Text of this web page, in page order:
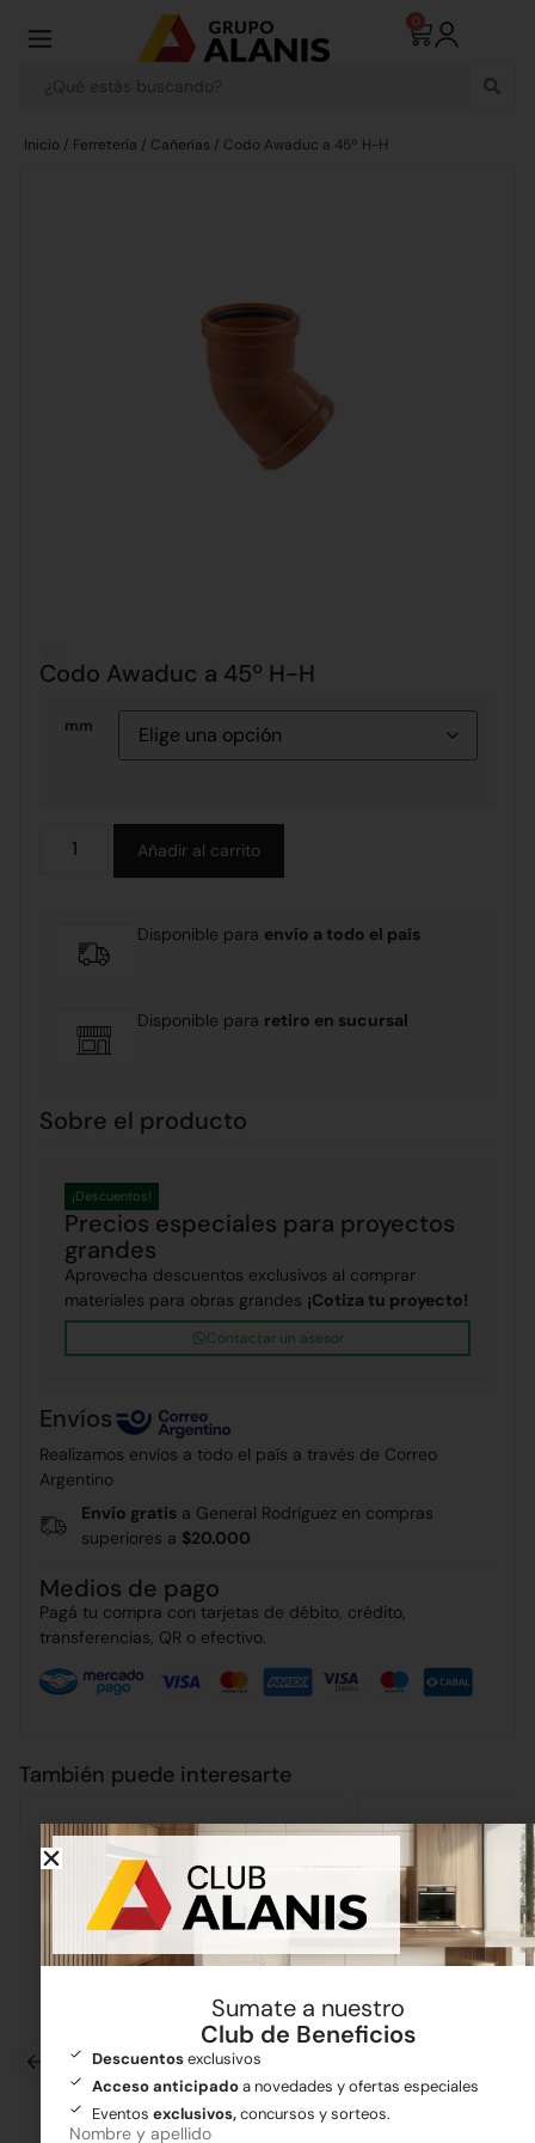
0
Inicio / Ferretería / Cañerías / Codo Awaduc a 45º H-H
Codo Awaduc a 45º H-H
mm
Añadir al carrito
Disponible para envío a todo el país
Disponible para retiro en sucursal
Sobre el producto
Precios especiales para proyectos
grandes
¡Descuentos!
Aprovecha descuentos exclusivos al comprar
materiales para obras grandes ¡Cotiza tu proyecto!
Contactar un asesor
Envíos
Realizamos envíos a todo el país a través de Correo
Argentino
Envío gratis a General Rodríguez en compras
superiores a $20.000
Medios de pago
Pagá tu compra con tarjetas de débito, crédito,
transferencias, QR o efectivo.
También puede interesarte
Sumate a nuestro
Club de Beneficios
Descuentosexclusivos
Acceso anticipadoa novedades y ofertas especiales
Eventos exclusivos,concursos y sorteos.
Nombre y apellido